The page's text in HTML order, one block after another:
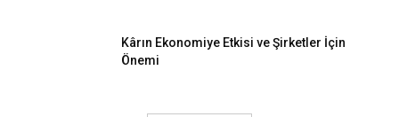
Kârın Ekonomiye Etkisi ve Şirketler İçin
Önemi